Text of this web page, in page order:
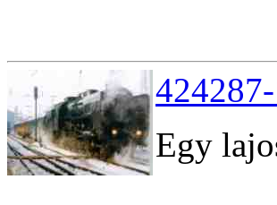
Egy